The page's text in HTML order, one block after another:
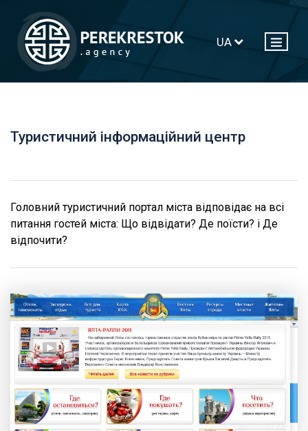
UA
Туристичний інформаційний центр
Головний туристичний портал міста відповідає на всі
питання гостей міста: Що відвідати? Де поїсти? і Де
відпочити?